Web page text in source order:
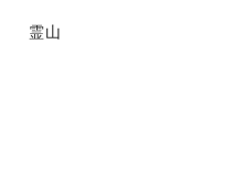
霊山